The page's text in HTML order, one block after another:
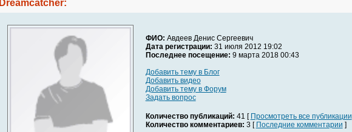
Dreamcatcher:
ФИО: Авдеев Денис Сергеевич
Дата регистрации: 31 июля 2012 19:02
Последнее посещение: 9 марта 2018 00:43
Добавить тему в Блог
Добавить видео
Добавить тему в Форум
Задать вопрос
Количество публикаций: 41 [ Просмотреть все публикации
Количество комментариев: 3 [ Последние комментарии ]